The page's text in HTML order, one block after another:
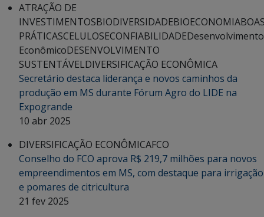
ATRAÇÃO DE
INVESTIMENTOSBIODIVERSIDADEBIOECONOMIA
PRÁTICASCELULOSECONFIABILIDADEDesenvolvimento
EconômicoDESENVOLVIMENTO
SUSTENTÁVELDIVERSIFICAÇÃO ECONÔMICA
Secretário destaca liderança e novos caminhos da
produção em MS durante Fórum Agro do LIDE na
Expogrande
10 abr 2025
DIVERSIFICAÇÃO ECONÔMICAFCO
Conselho do FCO aprova R$ 219,7 milhões para novos
empreendimentos em MS, com destaque para irrigação
e pomares de citricultura
21 fev 2025